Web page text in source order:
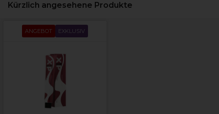
Kürzlich angesehene Produkte
ANGEBOT EXKLUSIV